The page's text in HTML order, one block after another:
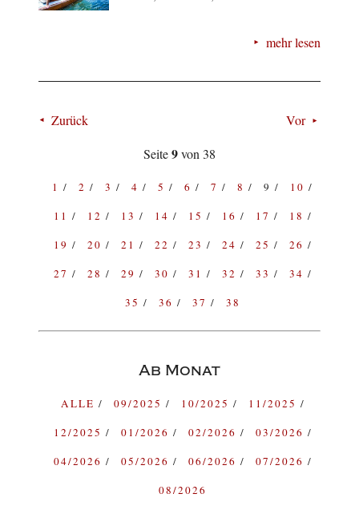
mehr lesen
Zurück
Vor
Seite9von 38
1 2 3 4 5 6 7 8 9
10
11
12 13 14 15 16 17
18
19
20 21 22 23 24 25
26
27
28 29 30 31 32 33
34
35
36 37 38
Ab Monat
ALLE 09/2025 10/2025
11/2025
12/2025
01/2026 02/2026
03/2026
04/2026
05/2026 06/2026
07/2026
08/2026